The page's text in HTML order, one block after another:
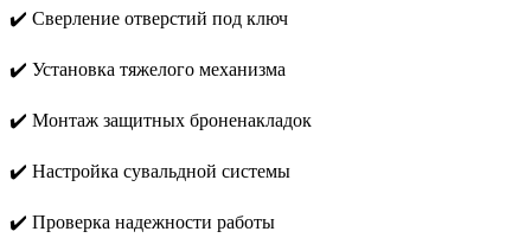
✔️ Сверление отверстий под ключ
✔️ Установка тяжелого механизма
✔️ Монтаж защитных броненакладок
✔️ Настройка сувальдной системы
✔️ Проверка надежности работы